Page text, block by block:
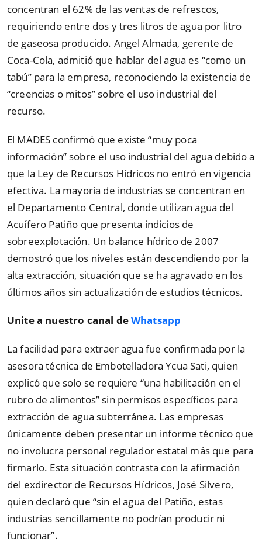
concentran el 62% de las ventas de refrescos,
requiriendo entre dos y tres litros de agua por litro
de gaseosa producido. Angel Almada, gerente de
Coca-Cola, admitió que hablar del agua es “como un
tabú”para la empresa, reconociendo la existencia de
“creencias o mitos” sobre el uso industrial del
recurso.
El MADES confirmó que existe“muy poca
información”sobre el uso industrial del agua debido a
que la Ley de Recursos Hídricos no entró en vigencia
efectiva. La mayoría de industrias se concentran en
el Departamento Central, donde utilizan agua del
Acuífero Patiño que presenta indicios de
sobreexplotación. Un balance hídrico de 2007
demostró que los niveles están descendiendo por la
alta extracción, situación que se ha agravado en los
últimos años sin actualización de estudios técnicos.
Unite a nuestro canal deWhatsapp
La facilidad para extraer agua fue confirmada por la
asesora técnica de Embotelladora Ycua Sati, quien
explicó que solo se requiere “una habilitación en el
rubro de alimentos” sin permisos específicos para
extracción de agua subterránea. Las empresas
únicamente deben presentar un informe técnico que
no involucra personal regulador estatal más que para
firmarlo. Esta situación contrasta con la afirmación
del exdirector de Recursos Hídricos, José Silvero,
quien declaró que “sin el agua del Patiño, estas
industrias sencillamente no podrían producir ni
funcionar”.